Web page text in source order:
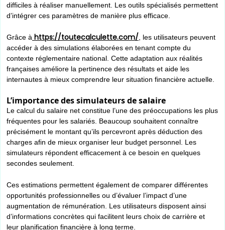
difficiles à réaliser manuellement. Les outils spécialisés permettent
d’intégrer ces paramètres de manière plus efficace.
Grâce à https://toutecalculette.com/ , les utilisateurs peuvent
accéder à des simulations élaborées en tenant compte du
contexte réglementaire national. Cette adaptation aux réalités
françaises améliore la pertinence des résultats et aide les
internautes à mieux comprendre leur situation financière actuelle.
L’importance des simulateurs de salaire
Le calcul du salaire net constitue l’une des préoccupations les plus
fréquentes pour les salariés. Beaucoup souhaitent connaître
précisément le montant qu’ils percevront après déduction des
charges afin de mieux organiser leur budget personnel. Les
simulateurs répondent efficacement à ce besoin en quelques
secondes seulement.
Ces estimations permettent également de comparer différentes
opportunités professionnelles ou d’évaluer l’impact d’une
augmentation de rémunération. Les utilisateurs disposent ainsi
d’informations concrètes qui facilitent leurs choix de carrière et
leur planification financière à long terme.